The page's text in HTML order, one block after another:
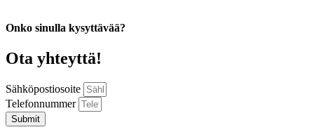
Onko sinulla kysyttävää?
Ota yhteyttä!
Sähköpostiosoite
Telefonnummer
Submit